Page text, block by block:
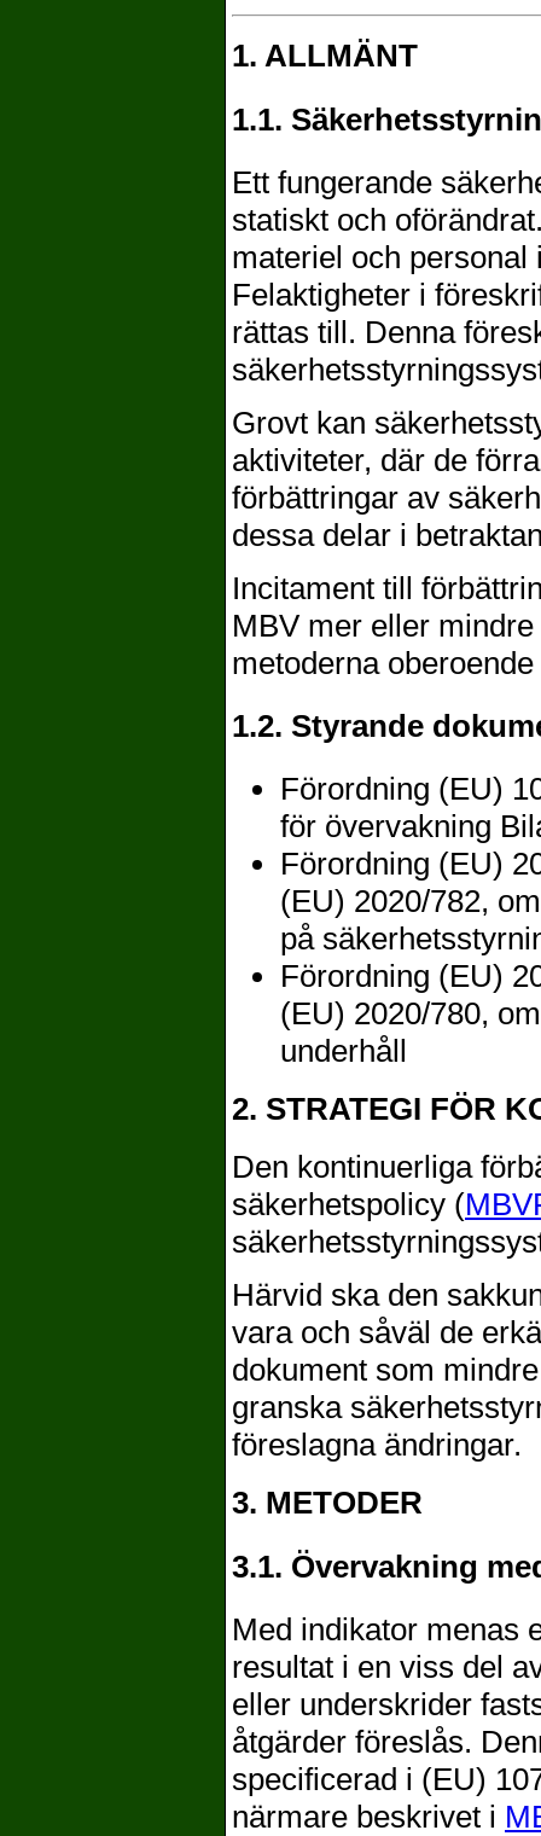
1. ALLMÄNT
1.1.
Ett fungerande
statiskt och
materiel och
Felaktigheter i
rättas till. Denna
Grovt kan
aktiviteter, där de
förbättringar av
dessa delar i
Incitament till
MBV mer eller
metoderna
1.2. Styrande
Förordning (EU)
för övervakning
Förordning (EU)
(EU) 2020/782,
på
Förordning (EU)
(EU) 2020/780,
underhåll
2. STRATEGI FÖR
Den kontinuerliga
säkerhetspolicy (
Härvid ska den
vara och såväl de
dokument som
granska
föreslagna ändringar.
3. METODER
3.1. Övervakning
Med indikator menas
resultat i en viss del
eller underskrider
åtgärder föreslås.
specificerad i (EU)
närmare beskrivet i